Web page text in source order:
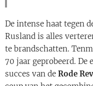
De intense haat tegen
Rusland is alles
te brandschatten.
70 jaar geprobeerd. De
succes van de Rode